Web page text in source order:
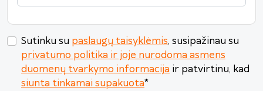
Šiandien Išvalyti Uždaryti
Sutinku su paslaugų taisyklėmis, susipažinau su
privatumo politika ir joje nurodoma asmens
duomenų tvarkymo informacija ir patvirtinu, kad
siunta tinkamai supakuota*